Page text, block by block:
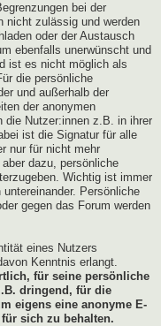
bei der
nicht zulässig und werden
oder der Austausch
ebenfalls unerwünscht und
ist es nicht möglich als
die persönliche
und außerhalb der
der anonymen
die Nutzer:innen z.B. in ihrer
ist die Signatur für alle
nur für nicht mehr
dazu, persönliche
Wichtig ist immer
Persönliche
gegen das Forum werden
eines Nutzers
Kenntnis erlangt.
für seine persönliche
dringend, für die
eigens eine anonyme E-
sich zu behalten.